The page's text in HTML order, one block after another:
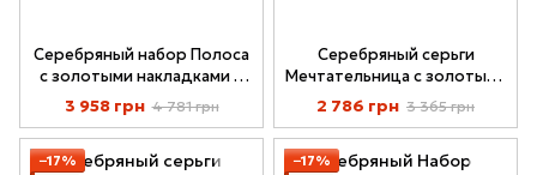
Серебряный набор Полоса
с золотыми накладками и
фианитом 096
3 958 грн 4 781 грн
Серебряный серьги
Мечтательница с золотыми
вставками и Фианитами 162
2 786 грн 3 365 грн
−17%
−17%